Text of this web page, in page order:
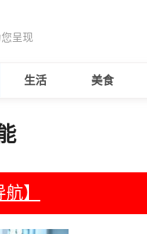
呈现
生活 美食
】